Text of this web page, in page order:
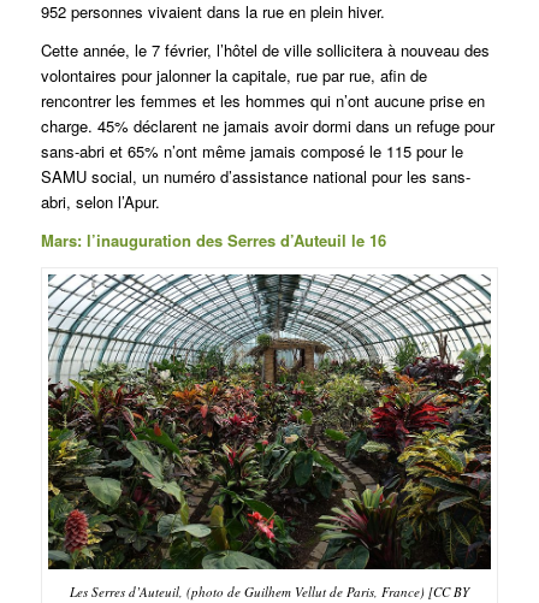
952 personnes vivaient dans la rue en plein hiver.
Cette année, le 7 février, l’hôtel de ville sollicitera à nouveau des
volontaires pour jalonner la capitale, rue par rue, afin de
rencontrer les femmes et les hommes qui n’ont aucune prise en
charge. 45% déclarent ne jamais avoir dormi dans un refuge pour
sans-abri et 65% n’ont même jamais composé le 115 pour le
SAMU social, un numéro d’assistance national pour les sans-
abri, selon l’Apur.
Mars: l’inauguration des Serres d’Auteuil le 16
Les Serres d’Auteuil, (photo de Guilhem Vellut de Paris, France) [CC BY